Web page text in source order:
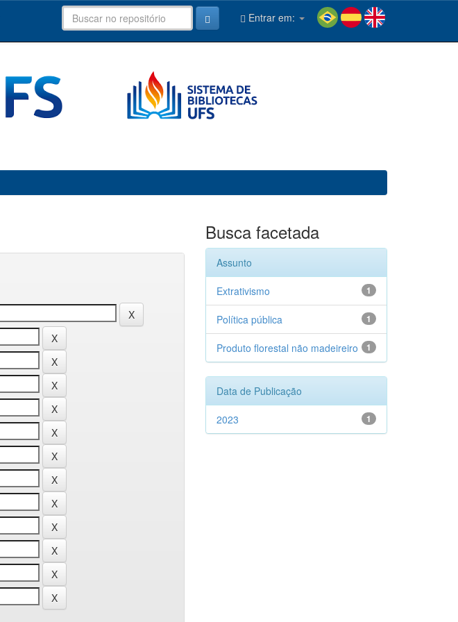
Entrar em:
Busca facetada
Assunto
1
Extrativismo
1
Política pública
1
Produto florestal não madeireiro
Data de Publicação
1
2023